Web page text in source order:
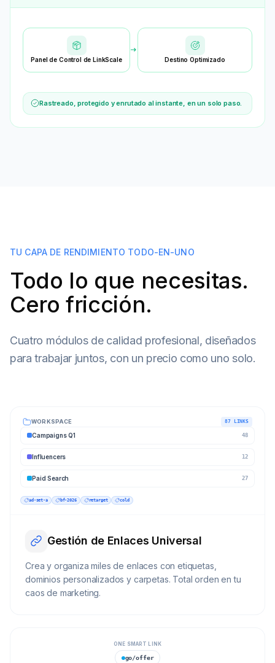
Panel de Control de LinkScale Destino Optimizado
Rastreado, protegido y enrutado al instante, en un solo paso.
TU CAPA DE RENDIMIENTO TODO-EN-UNO
Todo lo que necesitas.
Cero fricción.
Cuatro módulos de calidad profesional, diseñados
para trabajar juntos, con un precio como uno solo.
WORKSPACE 87 LINKS
Campaigns Q1 48
Influencers 12
Paid Search 27
ad-set-a bf-2026 retarget cold
Gestión de Enlaces Universal
Crea y organiza miles de enlaces con etiquetas,
dominios personalizados y carpetas. Total orden en tu
caos de marketing.
ONE SMART LINK
go/offer